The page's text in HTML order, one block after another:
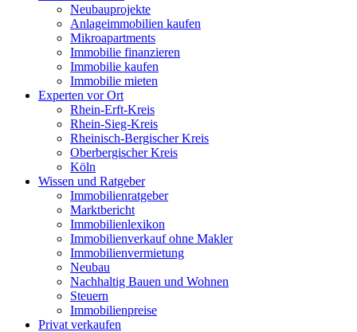
Neubauprojekte
Anlageimmobilien kaufen
Mikroapartments
Immobilie finanzieren
Immobilie kaufen
Immobilie mieten
Experten vor Ort
Rhein-Erft-Kreis
Rhein-Sieg-Kreis
Rheinisch-Bergischer Kreis
Oberbergischer Kreis
Köln
Wissen und Ratgeber
Immobilienratgeber
Marktbericht
Immobilienlexikon
Immobilienverkauf ohne Makler
Immobilienvermietung
Neubau
Nachhaltig Bauen und Wohnen
Steuern
Immobilienpreise
Privat verkaufen